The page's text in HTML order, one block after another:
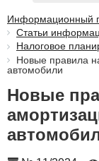
Информационный
Статьи
Налоговое
Новые правила
автомобили
Новые